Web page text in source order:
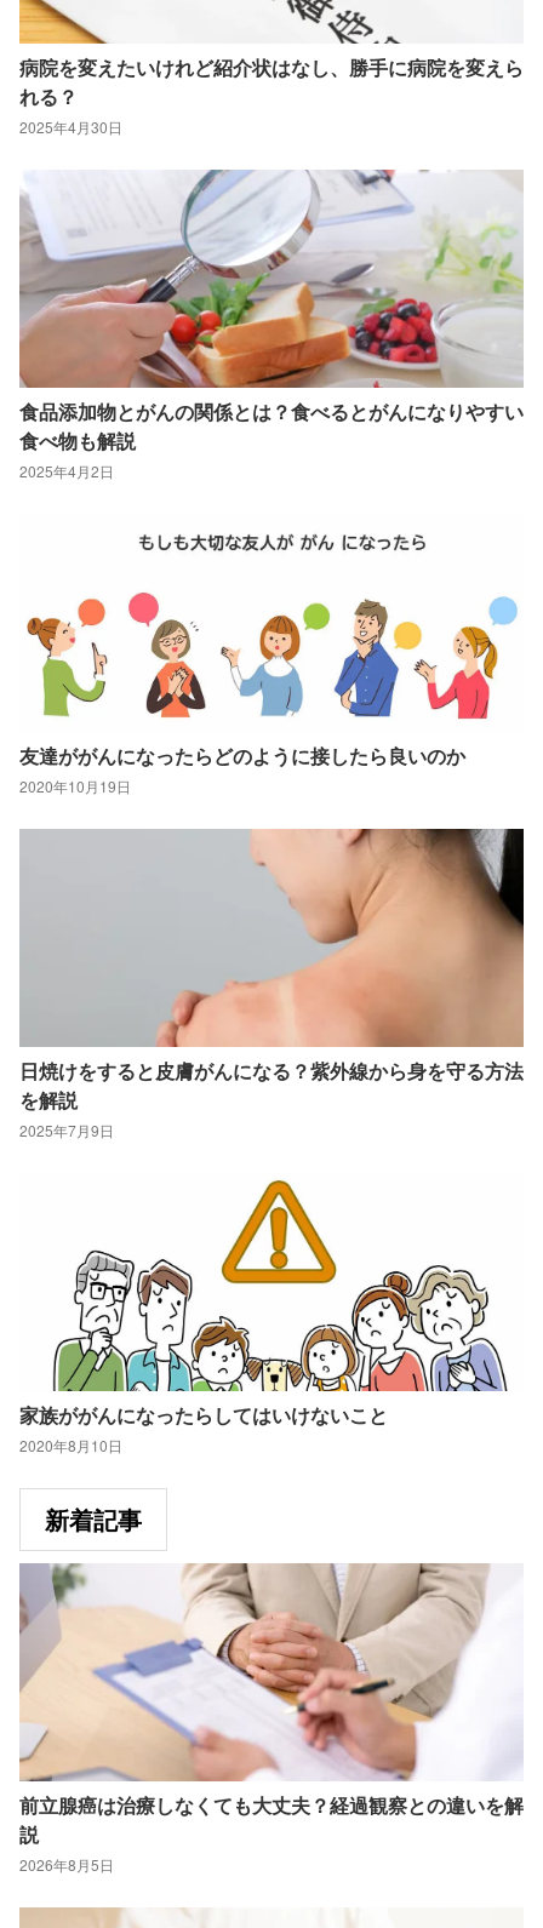
病院を変えたいけれど紹介状はなし、勝手に病院を変えら
れる？
2025年4月30日
食品添加物とがんの関係とは？食べるとがんになりやすい
食べ物も解説
2025年4月2日
友達ががんになったらどのように接したら良いのか
2020年10月19日
日焼けをすると皮膚がんになる？紫外線から身を守る方法
を解説
2025年7月9日
家族ががんになったらしてはいけないこと
2020年8月10日
新着記事
前立腺癌は治療しなくても大丈夫？経過観察との違いを解
説
2026年8月5日